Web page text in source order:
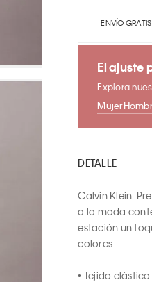
3
8
10
ENVÍO
El ajuste
Explora
Mujer
DETALLE
Calvin Klein.
a la moda
estación un
colores.
• Tejido elástico